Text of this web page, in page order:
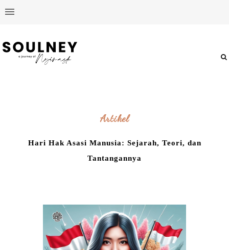
Artikel
Hari Hak Asasi Manusia: Sejarah, Teori, dan
Tantangannya